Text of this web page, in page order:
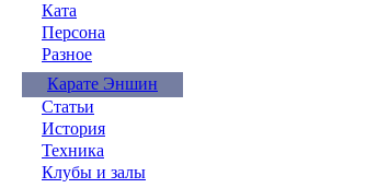
Ката
Персона
Разное
Карате Эншин
Статьи
История
Техника
Клубы и залы